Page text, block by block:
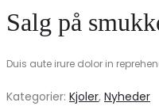
Salg på
Duis aute irure dolor in
Kategorier: Kjoler, Nyheder